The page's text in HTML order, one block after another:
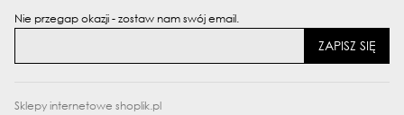
Nie przegap okazji - zostaw nam swój email.
ZAPISZ SIĘ
Sklepy internetowe shoplik.pl